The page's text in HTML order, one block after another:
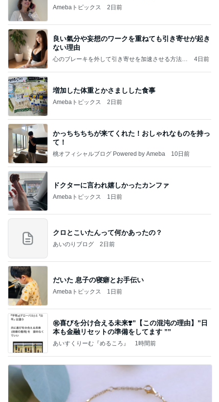
Amebaトピックス 2日前
良い氣分や妄想のワークを重ねても引き寄せが起き
ない理由
心のブレーキを外して引き寄せを加速させる方法：
4日前
増加した体重とかさましした食事
Amebaトピックス 2日前
かっちちちちが来てくれた！おしゃれなものを持っ
て！
桃オフィシャルブログ Powered by Ameba 10日前
ドクターに言われ嬉しかったカンファ
Amebaトピックス 1日前
クロとこいたんって何かあったの？
あいのりブログ 2日前
だいた 息子の寝癖とお手伝い
Amebaトピックス 1日前
㊗️喜びを分け合える未来❣️”【この混沌の理由】”⽇
本も⾦融リセットの準備をしてます ””
あいすくりーむ『めるころ』 1時間前